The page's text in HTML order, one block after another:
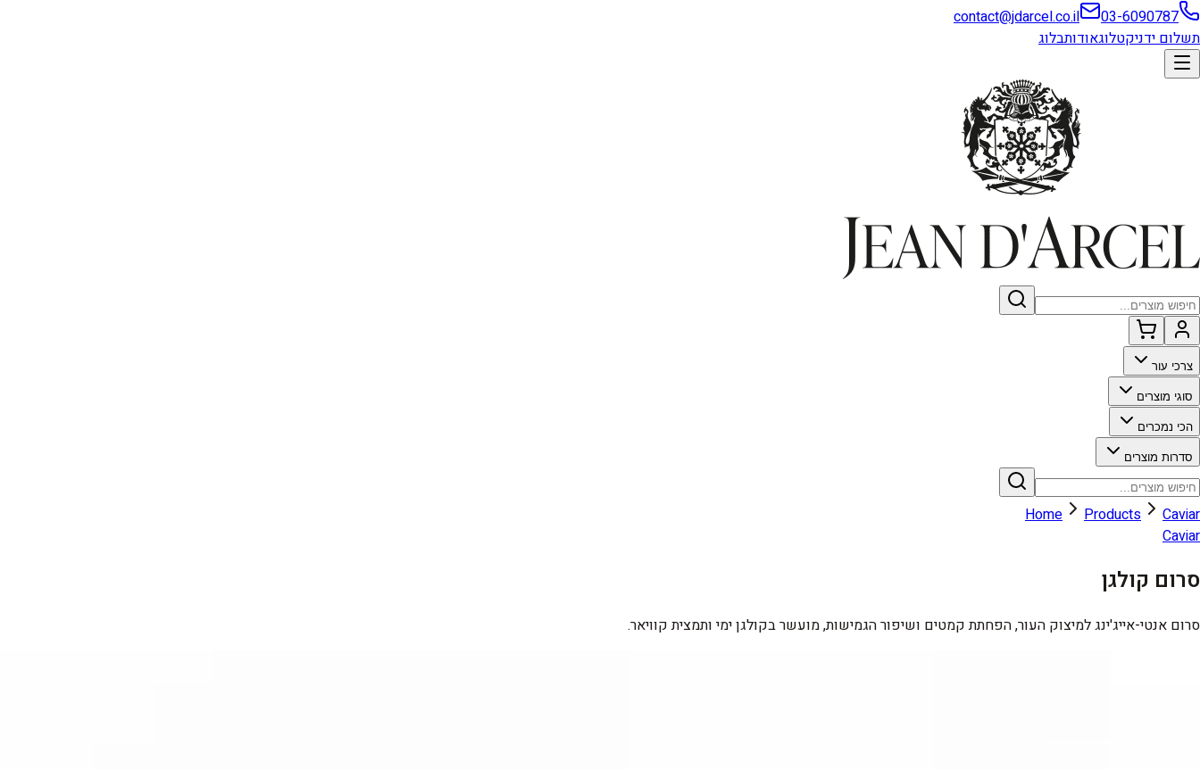
03-6090787
contact@jdarcel.co.il
תשלום ידניקטלוגאודותבלוג
צרכי עור
סוגי מוצרים
הכי נמכרים
סדרות מוצרים
Home Products
Caviar
Caviar
סרום קולגן
סרום אנטי-אייג'ינג למיצוק העור, הפחתת קמטים ושיפור הגמישות, מועשר בקולגן ימי ותמצית קוויאר.